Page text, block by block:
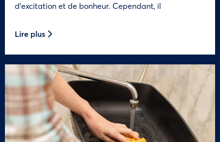
d’excitation et de bonheur. Cependant, il
Lire plus